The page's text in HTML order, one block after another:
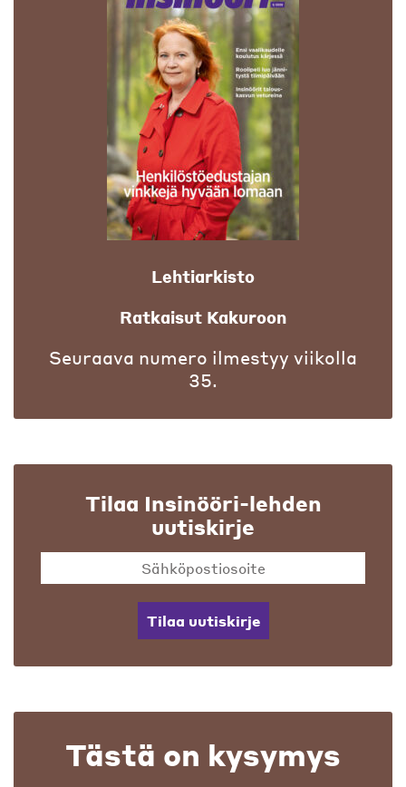
Lehtiarkisto
Ratkaisut Kakuroon
Seuraava numero ilmestyy viikolla
35.
Tilaa Insinööri-lehden
uutiskirje
Tilaa uutiskirje
Tästä on kysymys